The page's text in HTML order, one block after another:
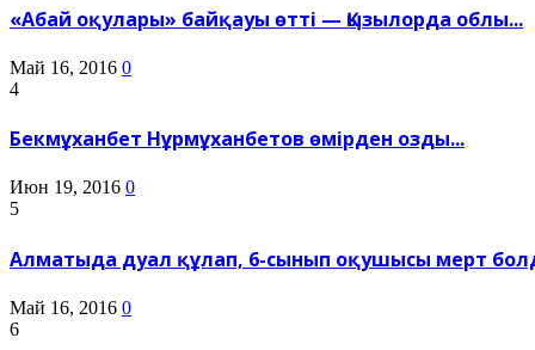
«Абай оқулары» байқауы өтті — Қызылорда облы...
Май 16, 2016 0
4
Бекмұханбет Нұрмұханбетов өмірден озды...
Июн 19, 2016 0
5
Алматыда дуал құлап, 6-сынып оқушысы мерт
Май 16, 2016 0
6